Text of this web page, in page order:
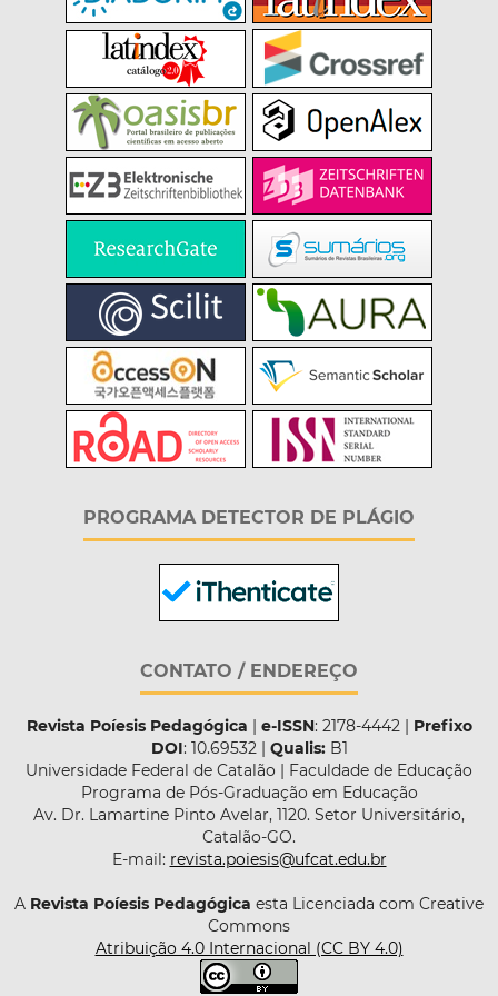
PROGRAMA DETECTOR DE PLÁGIO
CONTATO / ENDEREÇO
Revista Poíesis Pedagógica | e-ISSN: 2178-4442 | Prefixo
DOI: 10.69532 | Qualis:B1
Universidade Federal de Catalão | Faculdade de Educação
Programa de Pós-Graduação em Educação
Av. Dr. Lamartine Pinto Avelar, 1120. Setor Universitário,
Catalão-GO.
E-mail: revista.poiesis@ufcat.edu.br
A Revista Poíesis Pedagógica esta Licenciada com Creative
Commons
Atribuição 4.0 Internacional (CC BY 4.0)